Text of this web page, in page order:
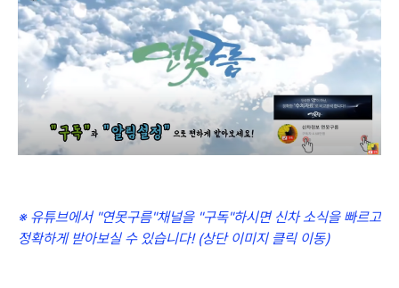
※ 유튜브에서 "연못구름"채널을 "구독"하시면 신차 소식을 빠르고
정확하게 받아보실 수 있습니다! (상단 이미지 클릭 이동)